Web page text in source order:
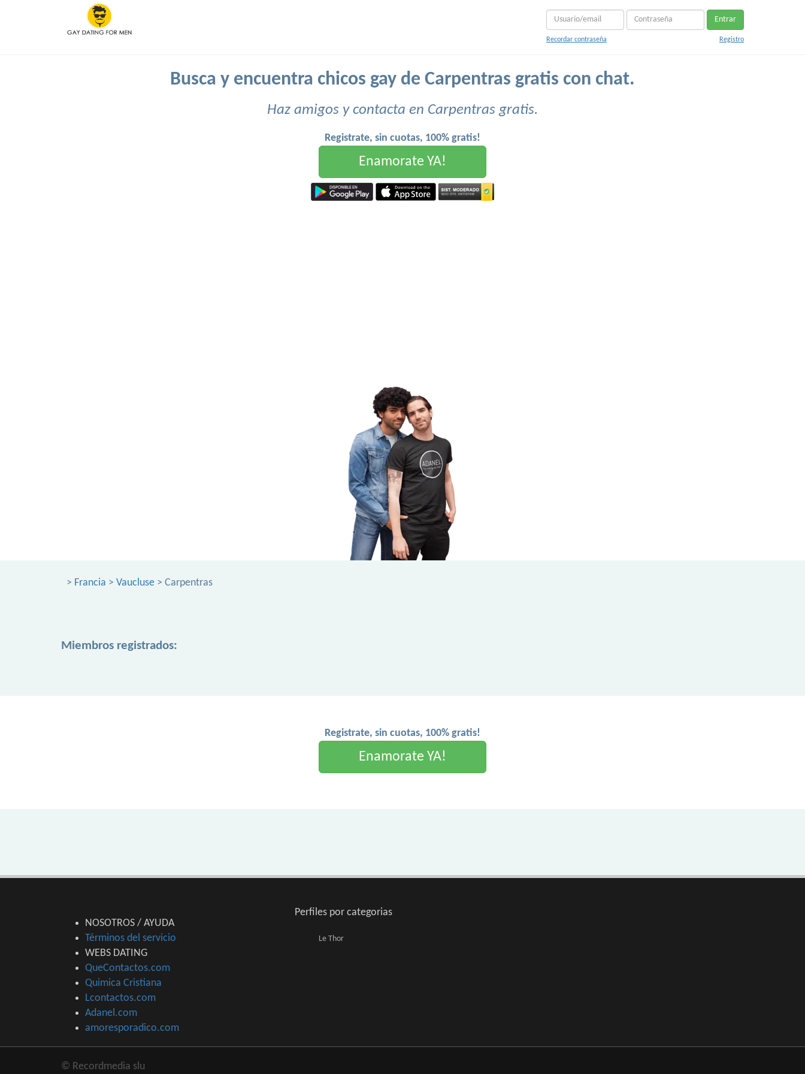
Entrar
Recordar contraseña Registro
Busca y encuentra chicos gay de Carpentras gratis con chat.
Haz amigos y contacta en Carpentras gratis.
Registrate, sin cuotas, 100% gratis!
Enamorate YA!
> Francia > Vaucluse > Carpentras
Miembros registrados:
Registrate, sin cuotas, 100% gratis!
Enamorate YA!
NOSOTROS / AYUDA
Términos del servicio
WEBS DATING
QueContactos.com
Quimica Cristiana
Lcontactos.com
Adanel.com
amoresporadico.com
Perfiles por categorias
Le Thor
© Recordmedia slu